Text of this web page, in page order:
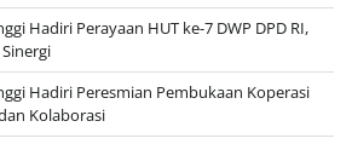
Hadiri Perayaan HUT ke-7 DWP DPD RI,
Hadiri Peresmian Pembukaan Koperasi
Kolaborasi